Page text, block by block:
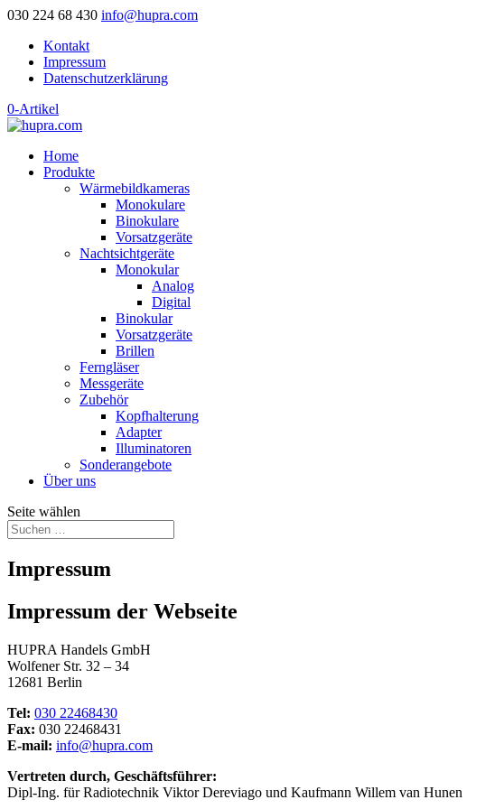
030 224 68 430 info@hupra.com
Kontakt
Impressum
Datenschutzerklärung
0-Artikel
Home
Produkte
Wärmebildkameras
Monokulare
Binokulare
Vorsatzgeräte
Nachtsichtgeräte
Monokular
Analog
Digital
Binokular
Vorsatzgeräte
Brillen
Ferngläser
Messgeräte
Zubehör
Kopfhalterung
Adapter
Illuminatoren
Sonderangebote
Über uns
Seite wählen
Impressum
Impressum der Webseite
HUPRA Handels GmbH
Wolfener Str. 32 – 34
12681 Berlin
Tel: 030 22468430
Fax: 030 22468431
E-mail: info@hupra.com
Vertreten durch, Geschäftsführer:
Dipl-Ing. für Radiotechnik Viktor Dereviago und Kaufmann Willem van Hunen